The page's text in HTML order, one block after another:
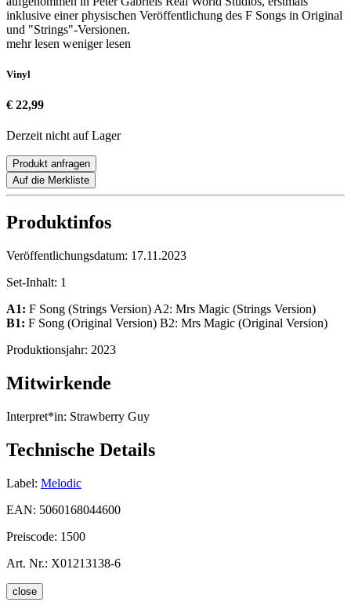
inklusive einer physischen Veröffentlichung des F Songs in Original
und "Strings"-Versionen.
mehr lesen weniger lesen
Vinyl
€ 22,99
Derzeit nicht auf Lager
Produkt anfragen
Auf die Merkliste
Produktinfos
Veröffentlichungsdatum: 17.11.2023
Set-Inhalt: 1
A1: F Song (Strings Version) A2: Mrs Magic (Strings Version)
B1: F Song (Original Version) B2: Mrs Magic (Original Version)
Produktionsjahr: 2023
Mitwirkende
Interpret*in: Strawberry Guy
Technische Details
Label: Melodic
EAN: 5060168044600
Preiscode: 1500
Art. Nr.: X01213138-6
close